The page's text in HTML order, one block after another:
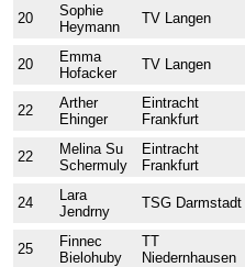
20
Sophie
Heymann
TV Langen
20
Emma
Hofacker
TV Langen
22
Arther
Ehinger
Eintracht
Frankfurt
22
Melina Su
Schermuly
Eintracht
Frankfurt
24
Lara
Jendrny
TSG Darmstadt
25
Finnec
Bielohuby
TT
Niedernhausen